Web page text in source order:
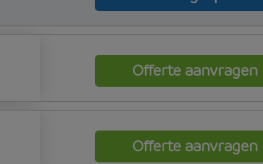
Offerte aanvragen
Offerte aanvragen